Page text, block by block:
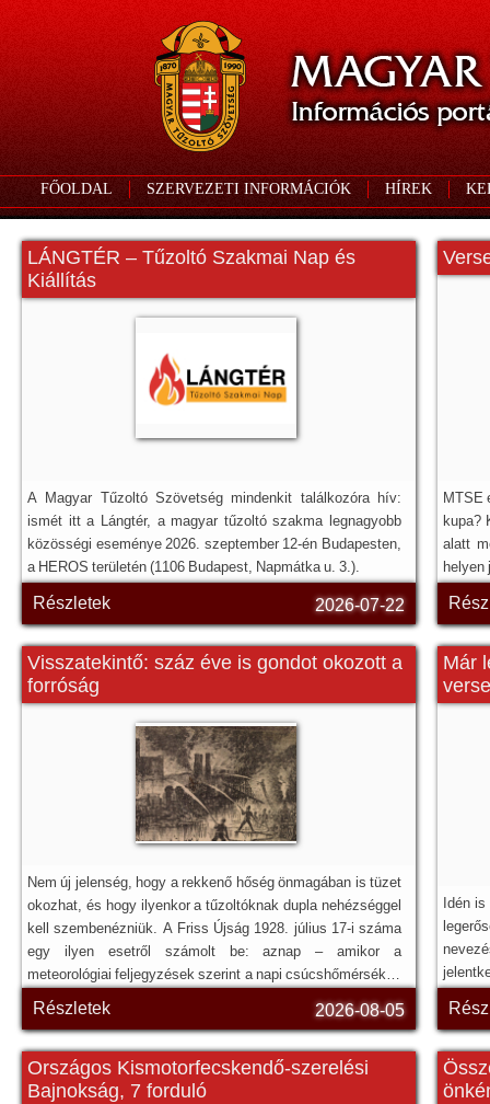
FŐOLDAL SZERVEZETI INFORMÁCIÓK HÍREK
LÁNGTÉR – Tűzoltó Szakmai Nap és
Kiállítás
A Magyar Tűzoltó Szövetség mindenkit találkozóra hív:
ismét itt a Lángtér, a magyar tűzoltó szakma legnagyobb
közösségi eseménye 2026. szeptember 12-én Budapesten,
a HEROS területén (1106 Budapest, Napmátka u. 3.).
Részletek 2026-07-22
MTSE
kupa?
alatt
helyen
Visszatekintő: száz éve is gondot okozott a
forróság
Nem új jelenség, hogy a rekkenő hőség önmagában is tüzet
okozhat, és hogy ilyenkor a tűzoltóknak dupla nehézséggel
kell szembenézniük. A Friss Újság 1928. július 17-i száma
egy ilyen esetről számolt be: aznap – amikor a
meteorológiai feljegyzések szerint a napi csúcshőmérséklet
elérte a 38,4 °C-ot – Újpesten, a Váci út 77. szám alatt
működő Egyesült Izzólámpa és Villamossági Rt.
Részletek 2026-08-05
Már
Idén
Országos Kismotorfecskendő-szerelési
Bajnokság, 7 forduló